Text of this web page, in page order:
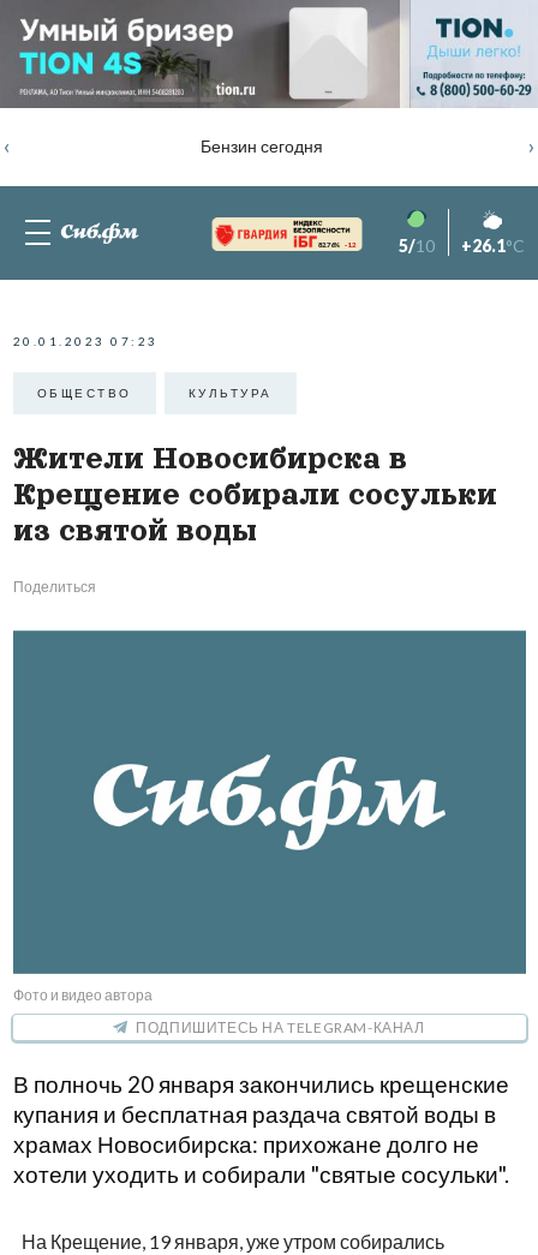
Бензин сегодня
‹ ›
82.76% -1.2 5/10 +26.1°C
20.01.2023 07:23
ОБЩЕСТВО КУЛЬТУРА
Жители Новосибирска в
Крещение собирали сосульки
из святой воды
Поделиться
Фото и видео автора
ПОДПИШИТЕСЬ НА TELEGRAM-КАНАЛ
В полночь 20 января закончились крещенские
купания и бесплатная раздача святой воды в
храмах Новосибирска: прихожане долго не
хотели уходить и собирали "святые сосульки".
На Крещение, 19 января, уже утром собирались